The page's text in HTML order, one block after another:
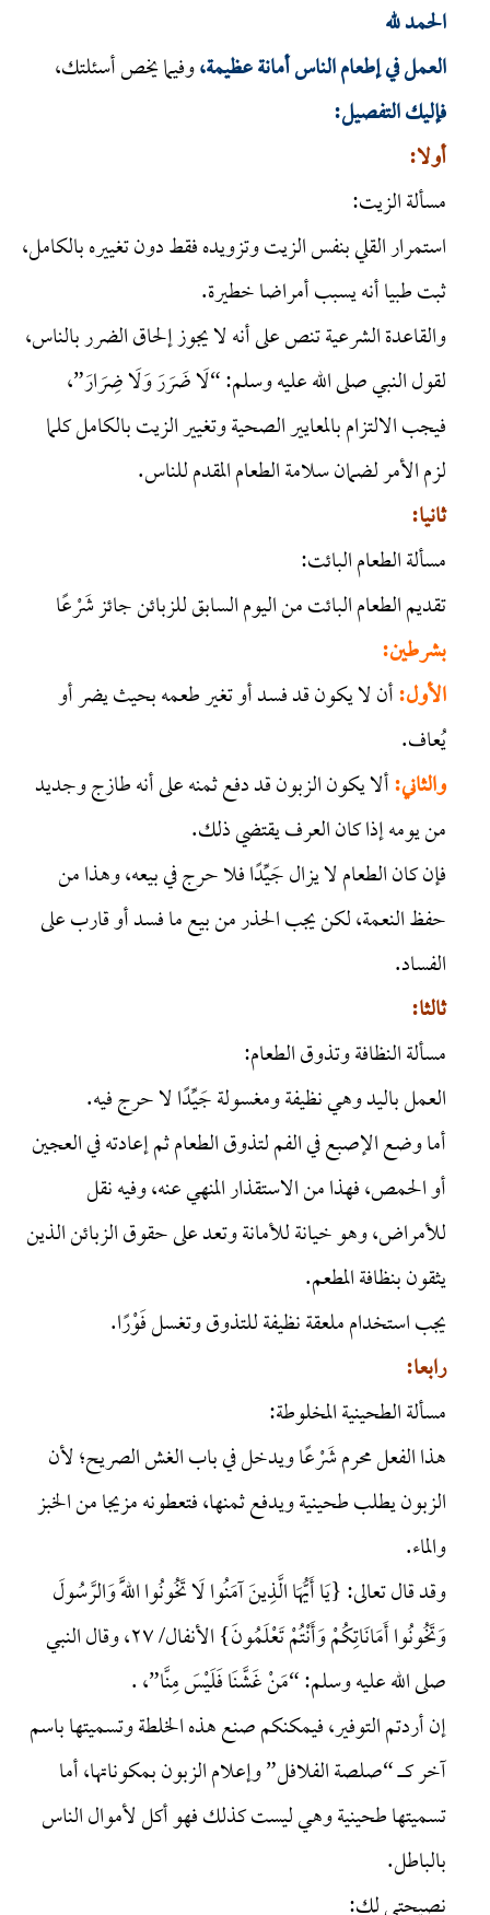
الحمد لله
العمل في إطعام الناس أمانة عظيمة،وفيما يخص أسئلتك،
فإليك التفصيل:
أولا:
مسألة الزيت:
استمرار القلي بنفس الزيت وتزويده فقط دون تغييره بالكامل،
ثبت طبيا أنه يسبب أمراضا خطيرة.
والقاعدة الشرعية تنص على أنه لا يجوز إلحاق الضرر بالناس،
لقول النبي صلى الله عليه وسلم: “لَا ضَرَرَ وَلَا ضِرَارَ”،
فيجب الالتزام بالمعايير الصحية وتغيير الزيت بالكامل كلما
لزم الأمر لضمان سلامة الطعام المقدم للناس.
ثانيا:
مسألة الطعام البائت:
تقديم الطعام البائت من اليوم السابق للزبائن جائز شَرْعًا
بشرطين:
الأول:أن لا يكون قد فسد أو تغير طعمه بحيث يضر أو
يُعاف.
والثاني:ألا يكون الزبون قد دفع ثمنه على أنه طازج وجديد
من يومه إذا كان العرف يقتضي ذلك.
فإن كان الطعام لا يزال جَيِّدًا فلا حرج في بيعه، وهذا من
حفظ النعمة، لكن يجب الحذر من بيع ما فسد أو قارب على
الفساد.
ثالثا:
مسألة النظافة وتذوق الطعام:
العمل باليد وهي نظيفة ومغسولة جَيِّدًا لا حرج فيه.
أما وضع الإصبع في الفم لتذوق الطعام ثم إعادته في العجين
أو الحمص، فهذا من الاستقذار المنهي عنه، وفيه نقل
للأمراض، وهو خيانة للأمانة وتعد على حقوق الزبائن الذين
يثقون بنظافة المطعم.
يجب استخدام ملعقة نظيفة للتذوق وتغسل فَوْرًا.
رابعا:
مسألة الطحينية المخلوطة:
هذا الفعل محرم شَرْعًا ويدخل في باب الغش الصريح؛ لأن
الزبون يطلب طحينية ويدفع ثمنها، فتعطونه مزيجا من الخبز
والماء.
وقد قال تعالى: {يَا أَيُّهَا الَّذِينَ آمَنُوا لَا تَخُونُوا اللَّهَ وَالرَّسُولَ
وَتَخُونُوا أَمَانَاتِكُمْ وَأَنْتُمْ تَعْلَمُونَ} الأنفال/ ٢٧، وقال النبي
صلى الله عليه وسلم: “مَنْ غَشَّنَا فَلَيْسَ مِنَّا”، .
إن أردتم التوفير، فيمكنكم صنع هذه الخلطة وتسميتها باسم
آخر كـ “صلصة الفلافل” وإعلام الزبون بمكوناتها، أما
تسميتها طحينية وهي ليست كذلك فهو أكل لأموال الناس
بالباطل.